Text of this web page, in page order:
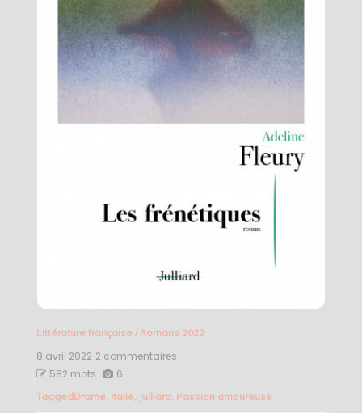
Littérature française/ Romans 2022
8 avril 2022 2 commentaires
–
582 mots 6
TaggedDrame, Italie, Julliard Passion amoureuse